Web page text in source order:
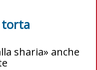
torta
sharia» anche